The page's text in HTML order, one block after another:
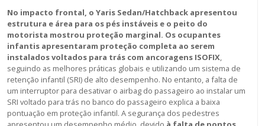
No impacto frontal, o Yaris Sedan/Hatchback apresentou
estrutura e área para os pés instáveis e o peito do
motorista mostrou proteção marginal. Os ocupantes
infantis apresentaram proteção completa ao serem
instalados voltados para trás com ancoragens ISOFIX,
seguindo as melhores práticas globais e utilizando um sistema de
retenção infantil (SRI) de alto desempenho. No entanto, a falta de
um interruptor para desativar o airbag do passageiro ao instalar um
SRI voltado para trás no banco do passageiro explica a baixa
pontuação em proteção infantil. A segurança dos pedestres